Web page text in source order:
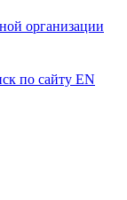
организации
по сайту EN